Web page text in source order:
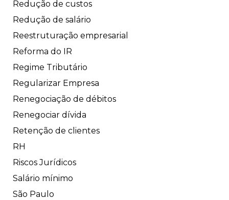
Redução de custos
Redução de salário
Reestruturação empresarial
Reforma do IR
Regime Tributário
Regularizar Empresa
Renegociação de débitos
Renegociar dívida
Retenção de clientes
RH
Riscos Jurídicos
Salário mínimo
São Paulo